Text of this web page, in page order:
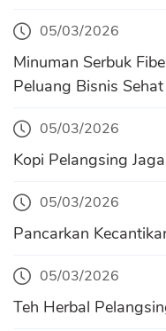
05/03/2026
Minuman Serbuk
Peluang Bisnis
05/03/2026
Kopi Pelangsing
05/03/2026
Pancarkan
05/03/2026
Teh Herbal